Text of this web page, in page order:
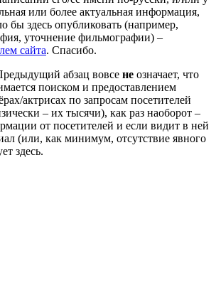
или более актуальная информация,
бы здесь опубликовать (например,
уточнение фильмографии) –
сайта. Спасибо.
абзац вовсе не означает, что
поиском и предоставлением
актрисах по запросам посетителей
– их тысячи), как раз наоборот –
от посетителей и если видит в ней
(или, как минимум, отсутствие явного
здесь.